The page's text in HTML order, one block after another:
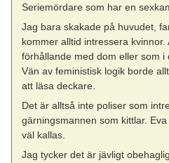
Seriemördare som har en
Jag bara skakade på huvudet,
kommer alltid intressera kvinnor.
förhållande med dom eller som i
Vän av feministisk logik borde
att läsa deckare.
Det är alltså inte poliser som
gärningsmannen som kittlar.
väl kallas.
Jag tycker det är jävligt